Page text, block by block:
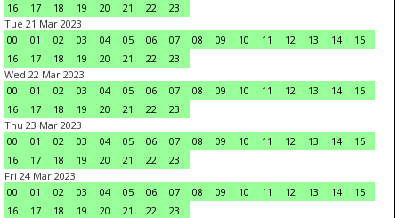
16
17 18 19 20 21 22
23
Tue 21 Mar 2023
00
01 02 03 04 05 06 07 08 09 10 11 12 13 14
15
16
17 18 19 20 21 22
23
Wed 22 Mar 2023
00
01 02 03 04 05 06 07 08 09 10 11 12 13 14
15
16
17 18 19 20 21 22
23
Thu 23 Mar 2023
00
01 02 03 04 05 06 07 08 09 10 11 12 13 14
15
16
17 18 19 20 21 22
23
Fri 24 Mar 2023
00
01 02 03 04 05 06 07 08 09 10 11 12 13 14
15
16
17 18 19 20 21 22
23